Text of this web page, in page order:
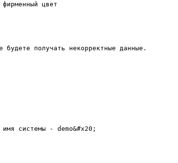
цвет
получать некорректные данные.
системы - demo&#x20;